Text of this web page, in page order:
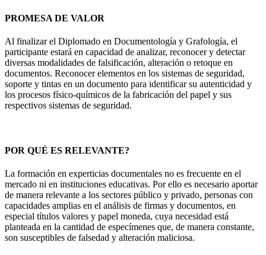
PROMESA DE VALOR
Al finalizar el Diplomado en Documentología y Grafología, el
participante estará en capacidad de analizar, reconocer y detectar
diversas modalidades de falsificación, alteración o retoque en
documentos. Reconocer elementos en los sistemas de seguridad,
soporte y tintas en un documento para identificar su autenticidad y
los procesos físico-químicos de la fabricación del papel y sus
respectivos sistemas de seguridad.
POR QUÉ ES RELEVANTE?
La formación en experticias documentales no es frecuente en el
mercado ni en instituciones educativas. Por ello es necesario aportar
de manera relevante a los sectores público y privado, personas con
capacidades amplias en el análisis de firmas y documentos, en
especial títulos valores y papel moneda, cuya necesidad está
planteada en la cantidad de especímenes que, de manera constante,
son susceptibles de falsedad y alteración maliciosa.